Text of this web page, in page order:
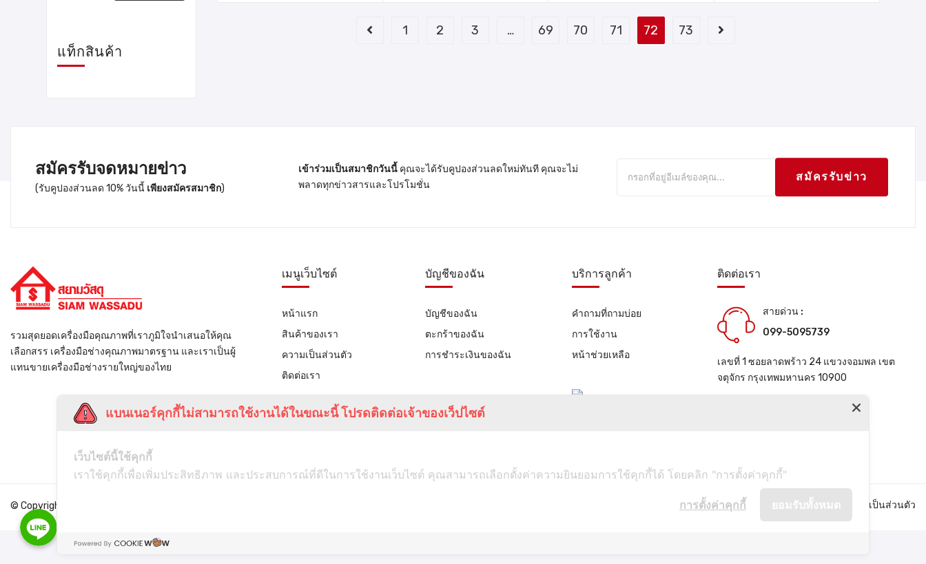
1 2 3 … 69 70 71 72 73
แท็กสินค้า
สมัครรับจดหมายข่าว
(รับคูปองส่วนลด 10% วันนี้ เพียงสมัครสมาชิก)
เข้าร่วมเป็นสมาชิกวันนี้ คุณจะได้รับคูปองส่วนลดใหม่ทันที คุณจะไม่
พลาดทุกข่าวสารและโปรโมชั่น
สมัครรับข่าว
รวมสุดยอดเครื่องมือคุณภาพที่เราภูมิใจนำเสนอให้คุณ
เลือกสรร เครื่องมือช่างคุณภาพมาตรฐาน และเราเป็นผู้
แทนขายเครื่องมือช่างรายใหญ่ของไทย
เมนูเว็บไซต์
หน้าแรก
สินค้าของเรา
ความเป็นส่วนตัว
ติดต่อเรา
บัญชีของฉัน
บัญชีของฉัน
ตะกร้าของฉัน
การชำระเงินของฉัน
บริการลูกค้า
คำถามที่ถามบ่อย
การใช้งาน
หน้าช่วยเหลือ
ติดต่อเรา
สายด่วน :
099-5095739
เลขที่ 1 ซอยลาดพร้าว 24 แขวงจอมพล เขต
จตุจักร กรุงเทพมหานคร 10900
คำถามที่พบบ่อย นโยบายความเป็นส่วนตัว
© Copyright
Line
แบนเนอร์คุกกี้ไม่สามารถใช้งานได้ในขณะนี้ โปรดติดต่อเจ้าของเว็ปไซต์
เว็บไซต์นี้ใช้คุกกี้
เราใช้คุกกี้เพื่อเพิ่มประสิทธิภาพ และประสบการณ์ที่ดีในการใช้งานเว็บไซต์ คุณสามารถเลือกตั้งค่าความยินยอมการใช้คุกกี้ได้ โดยคลิก "การตั้งค่าคุกกี้"
ยอมรับทั้งหมด
การตั้งค่าคุกกี้